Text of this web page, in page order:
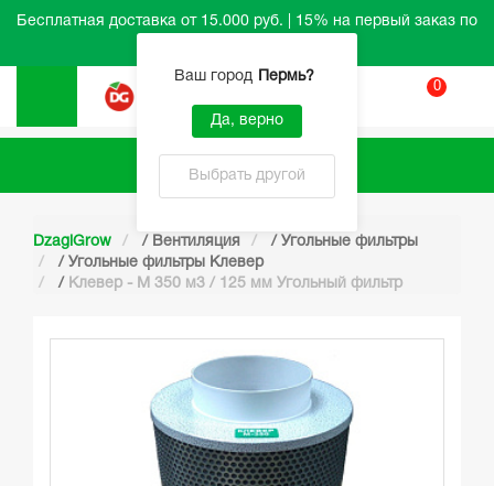
Бесплатная доставка от 15.000 руб. | 15% на первый заказ по
Ваш город Пермь?
Да, верно
Выбрать другой
0
Каталог
DzagiGrow / Вентиляция / Угольные фильтры
/ Угольные фильтры Клевер
/ Клевер - М 350 м3 / 125 мм Угольный фильтр